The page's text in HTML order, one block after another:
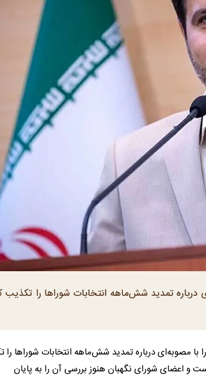
تمدید شش‌ماهه انتخابات شورا‌ها را تکذیب
مصوبه‌ای درباره تمدید شش‌ماهه انتخابات شورا‌ها را
مربوط به انتخابات شورا‌ها یک مصوبه مفصل با ۶۷ ماده است و اعضای شورای نگهبان هنوز بررسی آن را به پایان